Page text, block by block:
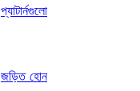
প্যাটার্নগুলো
জড়িত হোন